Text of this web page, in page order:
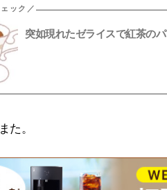
突如現れたゼライスで紅茶の
た。